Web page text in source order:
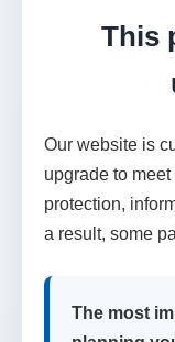
This
Our website is
upgrade to
protection,
a result, some
The most